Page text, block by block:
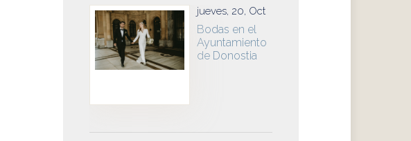
jueves, 20, Oct
Bodas en el
Ayuntamiento
de Donostia